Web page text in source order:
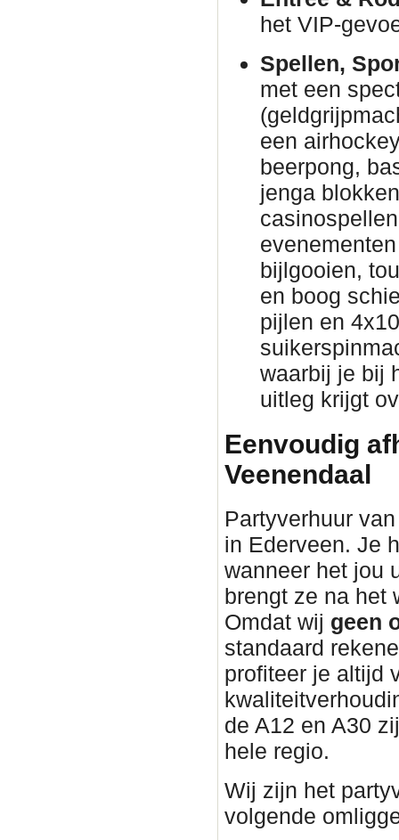
het VIP-
Spellen,
met een
een
beerpong,
jenga
bijlgooien,
en boog
pijlen en
waarbij je bij
uitleg krijgt
Eenvoudig
Veenendaal
Partyverhuur
in Ederveen. Je
wanneer het jou
brengt ze na het
Omdat wij geen
standaard
profiteer je altijd
de A12 en A30
hele regio.
Wij zijn het
volgende